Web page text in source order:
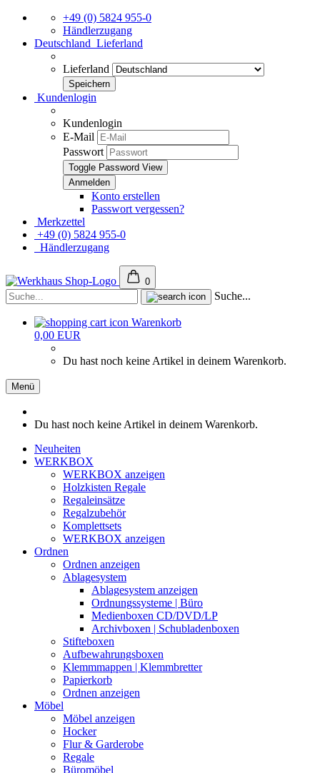
+49 (0) 5824 955-0
Händlerzugang
Deutschland Lieferland
Lieferland
Kundenlogin
Kundenlogin
E-Mail
Passwort
Toggle Password View
Konto erstellen
Passwort vergessen?
Merkzettel
+49 (0) 5824 955-0
Händlerzugang
0
Suche...
Warenkorb
0,00 EUR
Du hast noch keine Artikel in deinem Warenkorb.
Menü
Du hast noch keine Artikel in deinem Warenkorb.
Neuheiten
WERKBOX
WERKBOX anzeigen
Holzkisten Regale
Regaleinsätze
Regalzubehör
Komplettsets
WERKBOX anzeigen
Ordnen
Ordnen anzeigen
Ablagesystem
Ablagesystem anzeigen
Ordnungssysteme | Büro
Medienboxen CD/DVD/LP
Archivboxen | Schubladenboxen
Stifteboxen
Aufbewahrungsboxen
Klemmmappen | Klemmbretter
Papierkorb
Ordnen anzeigen
Möbel
Möbel anzeigen
Hocker
Flur & Garderobe
Regale
Büromöbel